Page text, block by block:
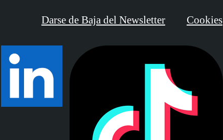
Darse de Baja del Newsletter Cookies